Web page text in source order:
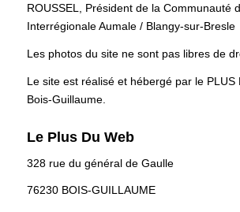
ROUSSEL, Président de la Communauté
Interrégionale Aumale / Blangy-sur-Bresle
Les photos du site ne sont pas libres de
Le site est réalisé et hébergé par le PLUS
Bois-Guillaume.
Le Plus Du Web
328 rue du général de Gaulle
76230 BOIS-GUILLAUME